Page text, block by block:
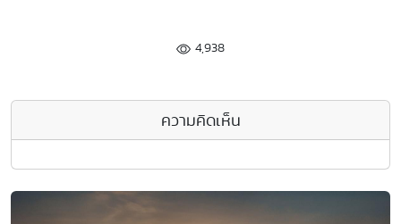
4,938
ความคิดเห็น